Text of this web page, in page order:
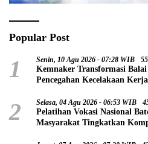
Popular Post
1 Senin, 10 Agu 2026 - 07:28 WIB
Kemnaker Transformasi
Pencegahan Kecelakaan Kerja
2 Selasa, 04 Agu 2026 - 06:53 WIB
Pelatihan Vokasi Nasional
Masyarakat Tingkatkan